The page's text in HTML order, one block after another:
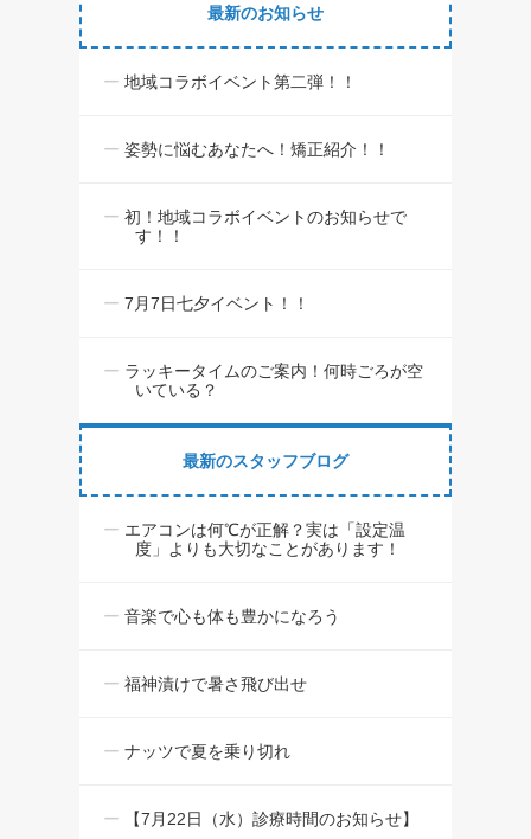
最新のお知らせ
地域コラボイベント第二弾！！
姿勢に悩むあなたへ！矯正紹介！！
初！地域コラボイベントのお知らせで
す！！
7月7日七夕イベント！！
ラッキータイムのご案内！何時ごろが空
いている？
最新のスタッフブログ
エアコンは何℃が正解？実は「設定温
度」よりも大切なことがあります！
音楽で心も体も豊かになろう
福神漬けで暑さ飛び出せ
ナッツで夏を乗り切れ
【7月22日（水）診療時間のお知らせ】